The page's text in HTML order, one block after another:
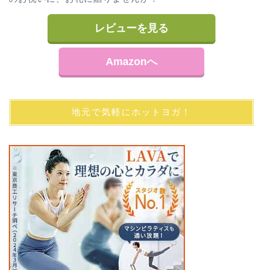
レビューを見る
Amazonへ
地元で気軽にホットヨガ！